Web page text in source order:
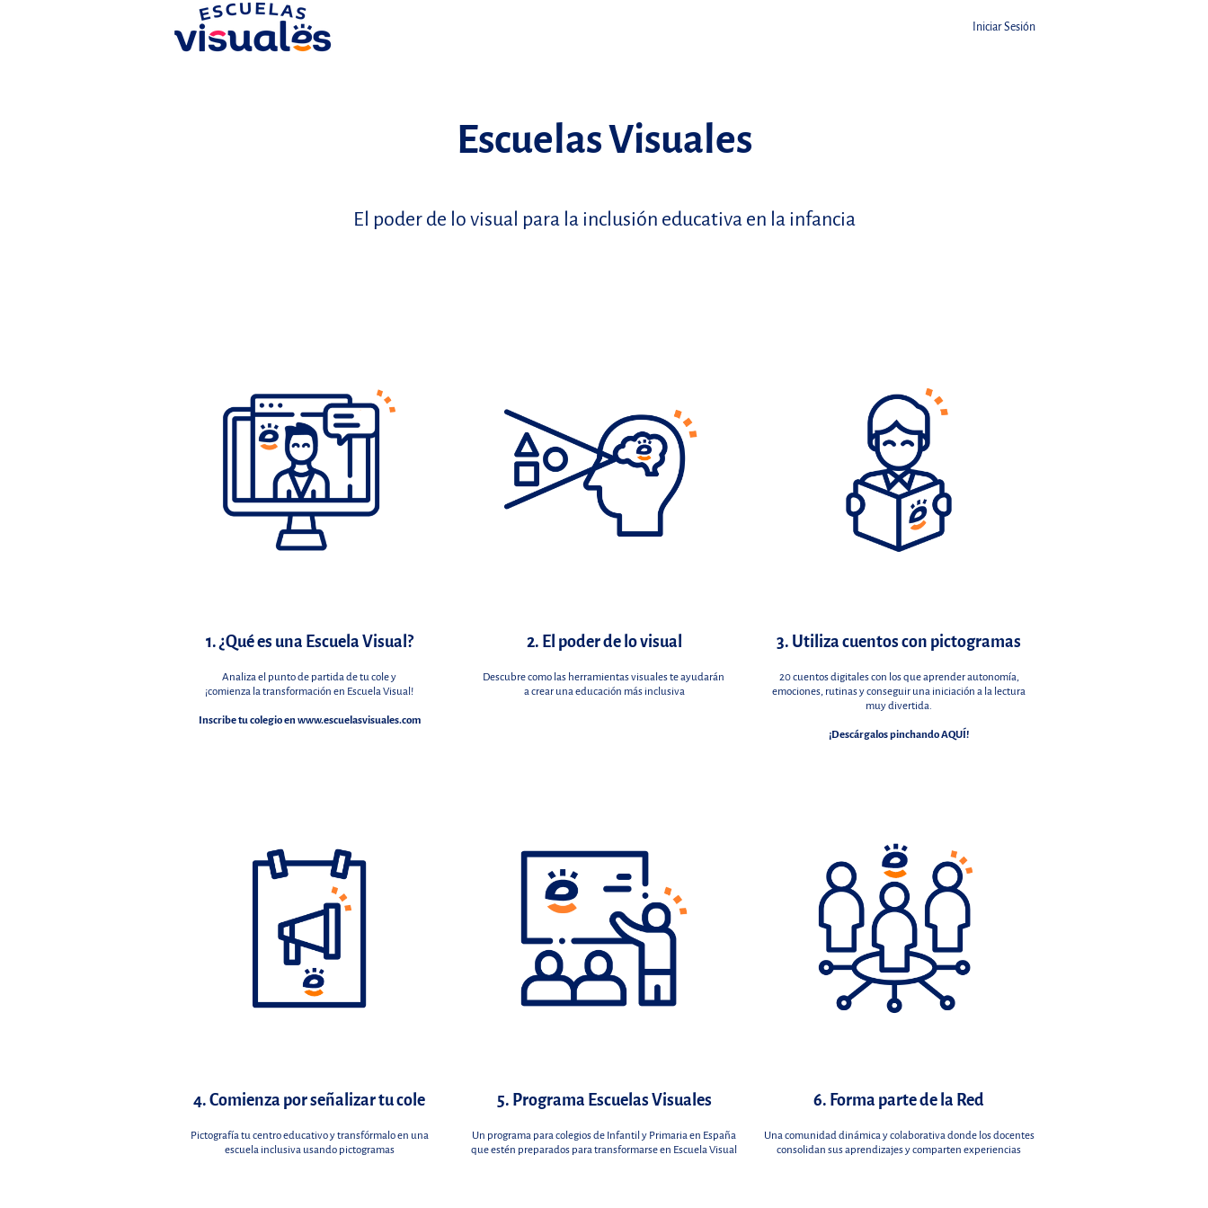
Iniciar Sesión
Escuelas Visuales
El poder de lo visual para la inclusión educativa en la infancia
1. ¿Qué es una Escuela Visual?
Analiza el punto de partida de tu cole y
¡comienza la transformación en Escuela Visual!
Inscribe tu colegio enwww.escuelasvisuales.com
2. El poder de lo visual
Descubre como las herramientas visuales te ayudarán
a crear una educación más inclusiva
3. Utiliza cuentos con pictogramas
20 cuentos digitales con los que aprender autonomía,
emociones, rutinas y conseguir una iniciación a la lectura
muy divertida.
¡Descárgalos pinchando AQUÍ!
4. Comienza por señalizar tu cole
Pictografía tu centro educativo y transfórmalo en una
escuela inclusiva usando pictogramas
5. Programa Escuelas Visuales
Un programa para colegios de Infantil y Primaria en España
que estén preparados para transformarse en Escuela Visual
6. Forma parte de la Red
Una comunidad dinámica y colaborativa donde los docentes
consolidan sus aprendizajes y comparten experiencias